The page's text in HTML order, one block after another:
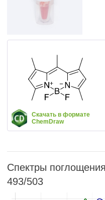
Скачать в формате
ChemDraw
Спектры
493/503